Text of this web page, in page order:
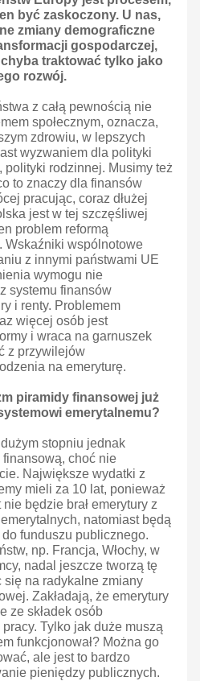
być zaskoczony. U nas,
zmiany demograficzne
gospodarczej,
traktować tylko jako
rozwój.
z całą pewnością nie
społecznym, oznacza,
zdrowiu, w lepszych
wyzwaniem dla polityki
polityki rodzinnej. Musimy też
to znaczy dla finansów
pracując, coraz dłużej
jest w tej szczęśliwej
problem reformą
Wskaźniki wspólnotowe
z innymi państwami UE
wymogu nie
systemu finansów
i renty. Problemem
więcej osób jest
i wraca na garnuszek
z przywilejów
na emeryturę.
piramidy finansowej już
emerytalnemu?
stopniu jednak
finansową, choć nie
Największe wydatki z
mieli za 10 lat, ponieważ
będzie brał emerytury z
natomiast będą
do funduszu publicznego.
np. Francja, Włochy, w
nadal jeszcze tworzą tę
na radykalne zmiany
Zakładają, że emerytury
ze składek osób
Tylko jak duże muszą
funkcjonował? Można go
ale jest to bardzo
pieniędzy publicznych.